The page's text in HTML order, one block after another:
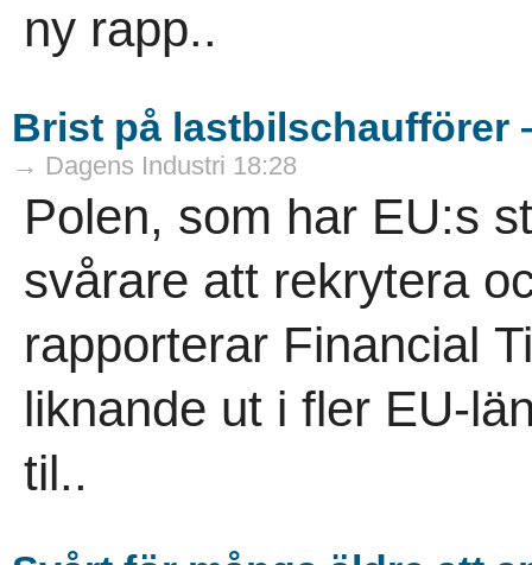
ny rapp..
Brist på lastbilschaufförer
→ Dagens Industri 18:28
Polen, som har EU:s
svårare att rekrytera
rapporterar Financial
liknande ut i fler EU-
til..